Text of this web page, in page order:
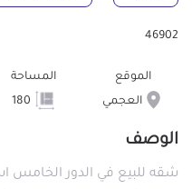
46902
الموقع
العجمي
المساحة
الوصف